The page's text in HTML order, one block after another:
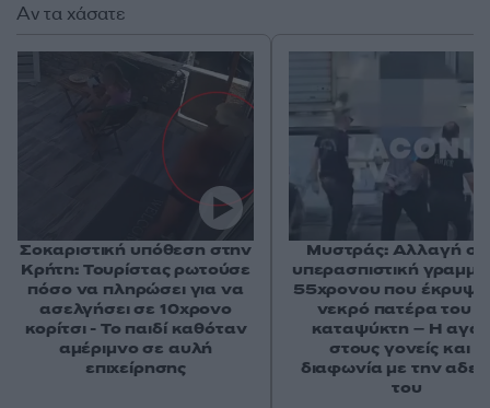
Αν τα χάσατε
Σοκαριστική υπόθεση στην
Κρήτη: Τουρίστας ρωτούσε
πόσο να πληρώσει για να
ασελγήσει σε 10χρονο
κορίτσι - Το παιδί καθόταν
αμέριμνο σε αυλή
επιχείρησης
Μυστράς: Αλλαγή
υπερασπιστική
55χρονου που έκρυψε
νεκρό πατέρα του
καταψύκτη – Η
στους γονείς και η
διαφωνία με την
του